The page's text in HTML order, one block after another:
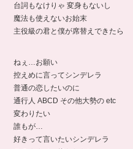
台詞もなけりゃ 変身もないし
魔法も使えないお始末
主役級の君と僕が席替えできたら
ねぇ…お願い
控えめに言ってシンデレラ
普通の恋したいのに
通行人 ABCD その他大勢の etc
変わりたい
誰もが…
好きって言いたいシンデレラ